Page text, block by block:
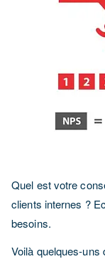
Quel est votre
clients internes ?
besoins.
Voilà quelques-uns